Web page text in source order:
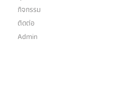
กิจกรรม
ติดต่อ
Admin